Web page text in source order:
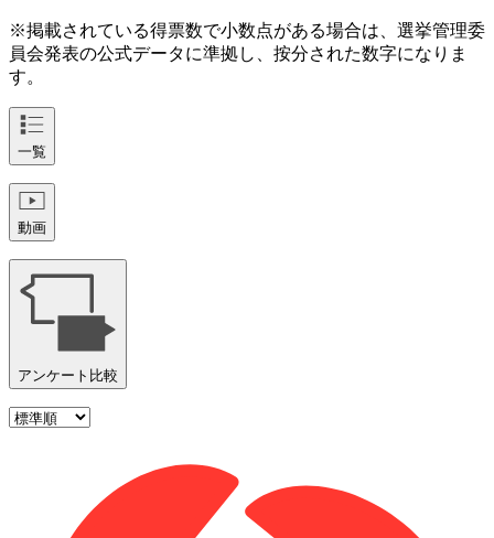
※掲載されている得票数で小数点がある場合は、選挙管理委
員会発表の公式データに準拠し、按分された数字になりま
す。
一覧
動画
アンケート比較